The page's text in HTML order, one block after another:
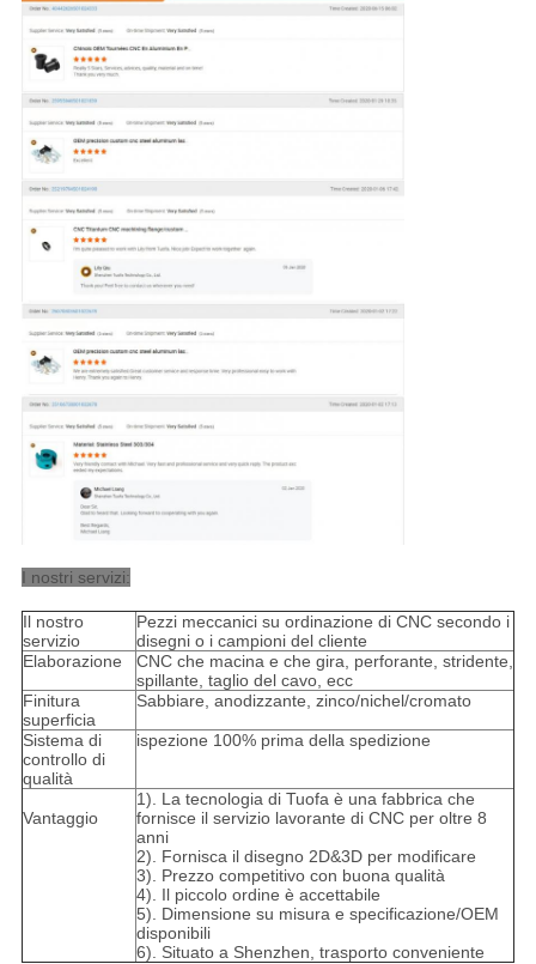
I nostri servizi:
Il nostro
servizio
Pezzi meccanici su ordinazione di CNC secondo i
disegni o i campioni del cliente
Elaborazione
CNC che macina e che gira, perforante, stridente,
spillante, taglio del cavo, ecc
Finitura
superficia
Sabbiare, anodizzante, zinco/nichel/cromato
Sistema di
controllo di
qualità
ispezione 100% prima della spedizione
Vantaggio
1). La tecnologia di Tuofa è una fabbrica che
fornisce il servizio lavorante di CNC per oltre 8
anni
2). Fornisca il disegno 2D&3D per modificare
3). Prezzo competitivo con buona qualità
4). Il piccolo ordine è accettabile
5). Dimensione su misura e specificazione/OEM
disponibili
6). Situato a Shenzhen, trasporto conveniente